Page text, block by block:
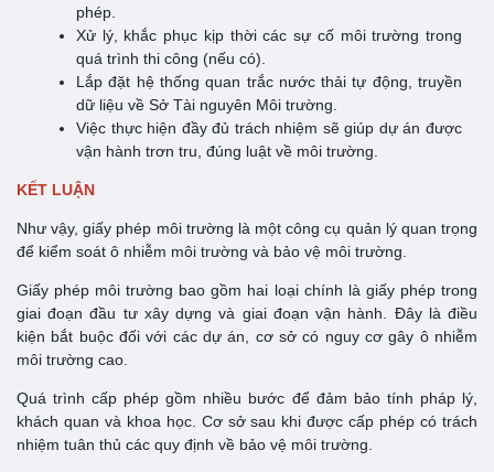
phép.
Xử lý, khắc phục kịp thời các sự cố môi trường trong
quá trình thi công (nếu có).
Lắp đặt hệ thống quan trắc nước thải tự động, truyền
dữ liệu về Sở Tài nguyên Môi trường.
Việc thực hiện đầy đủ trách nhiệm sẽ giúp dự án được
vận hành trơn tru, đúng luật về môi trường.
KẾT LUẬN
Như vậy, giấy phép môi trường là một công cụ quản lý quan trọng
để kiểm soát ô nhiễm môi trường và bảo vệ môi trường.
Giấy phép môi trường bao gồm hai loại chính là giấy phép trong
giai đoạn đầu tư xây dựng và giai đoạn vận hành. Đây là điều
kiện bắt buộc đối với các dự án, cơ sở có nguy cơ gây ô nhiễm
môi trường cao.
Quá trình cấp phép gồm nhiều bước để đảm bảo tính pháp lý,
khách quan và khoa học. Cơ sở sau khi được cấp phép có trách
nhiệm tuân thủ các quy định về bảo vệ môi trường.